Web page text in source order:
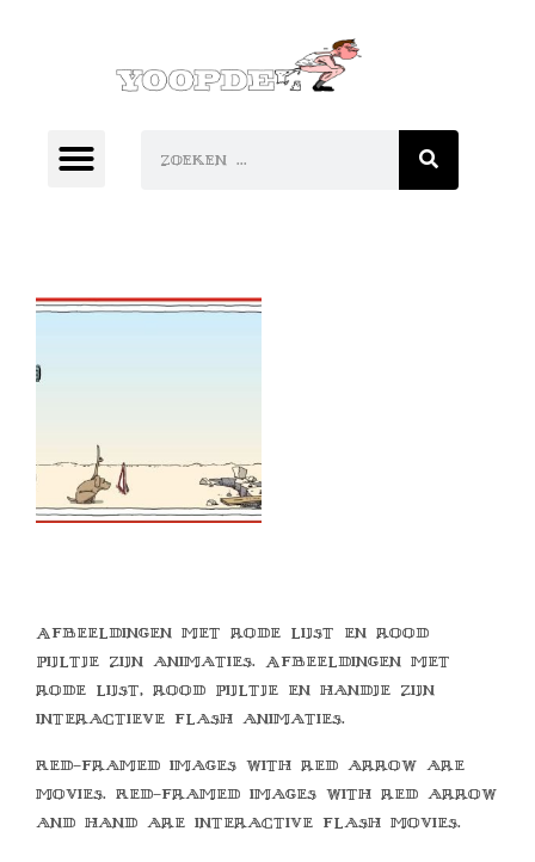
Afbeeldingen met rode lijst en rood
pijltje zijn animaties. Afbeeldingen met
rode lijst, rood pijltje en handje zijn
interactieve flash animaties.
Red-framed images with red arrow are
movies. Red-framed images with red arrow
and hand are interactive flash movies.